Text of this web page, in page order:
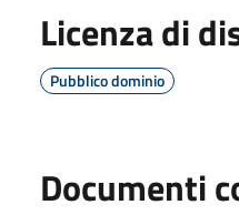
Licenza di
Pubblico dominio
Documenti